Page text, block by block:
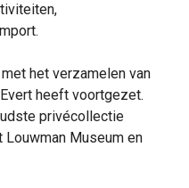
het verzamelen van
heeft voortgezet.
privécollectie
Museum en